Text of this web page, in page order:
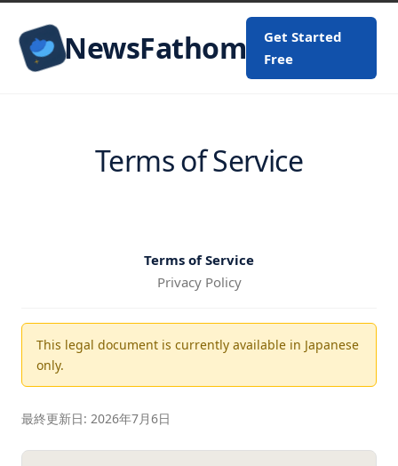
NewsFathom
Get Started
Free
Terms of Service
Terms of Service
Privacy Policy
This legal document is currently available in Japanese
only.
最終更新日: 2026年7月6日